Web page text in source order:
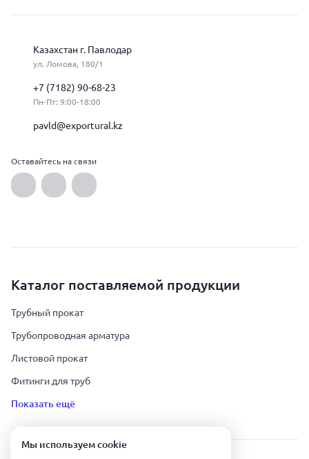
Казахстан г. Павлодар
ул. Ломова, 180/1
+7 (7182) 90-68-23
Пн-Пт: 9:00-18:00
pavld@exportural.kz
Оставайтесь на связи
Каталог поставляемой продукции
Трубный прокат
Трубопроводная арматура
Листовой прокат
Фитинги для труб
Показать ещё
Мы используем сookie